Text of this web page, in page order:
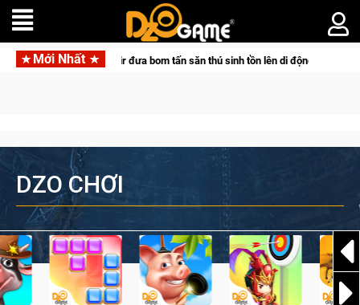
Mới Nhất
đưa bom tấn săn thú sinh tồn lên di động với tên gọi Palworld
DZO CHƠI